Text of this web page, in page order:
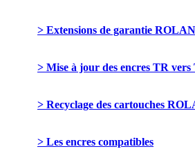
> Extensions de garantie
> Mise à jour des encres TR vers
> Recyclage des cartouches
> Les encres compatibles